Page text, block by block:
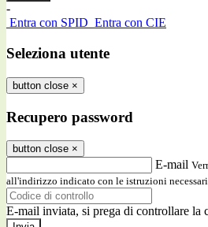
-
Entra con SPID Entra con CIE
Seleziona utente
button close ×
Recupero password
button close ×
E-mail
all'indirizzo indicato con le istruzioni
E-mail inviata, si prega di controllare la